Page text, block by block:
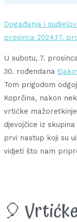
Događanja i
prosinca 2024.17.
U subotu, 7.
30. rođendana
Tom prigodom
Koprčina, nakon
vrtićke
djevojčice iz
prvi nastup koji su
vidjeti što nam
🎈